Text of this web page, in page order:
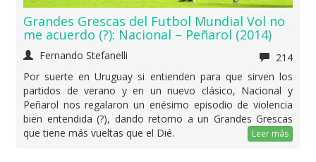
Grandes Grescas del Futbol Mundial Vol no
me acuerdo (?): Nacional – Peñarol (2014)
Fernando Stefanelli
214
Por suerte en Uruguay si entienden para que sirven los
partidos de verano y en un nuevo clásico, Nacional y
Peñarol nos regalaron un enésimo episodio de violencia
bien entendida (?), dando retorno a un Grandes Grescas
que tiene más vueltas que el Dié.
Leer más